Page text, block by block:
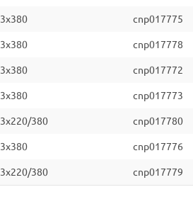
3x380 cnp017775
3x380 cnp017778
3x380 cnp017772
3x380 cnp017773
3x220/380 cnp017780
3x380 cnp017776
3x220/380 cnp017779